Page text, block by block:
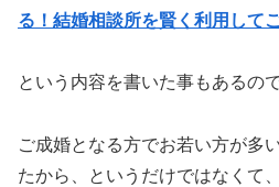
る！結婚相談所を賢く利用して
という内容を書いた事もあるので
ご成婚となる方でお若い方が多
たから、というだけではなくて、